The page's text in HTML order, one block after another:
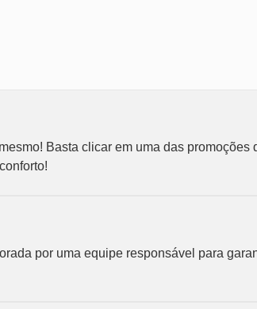
Basta clicar em uma das promoções
por uma equipe responsável para